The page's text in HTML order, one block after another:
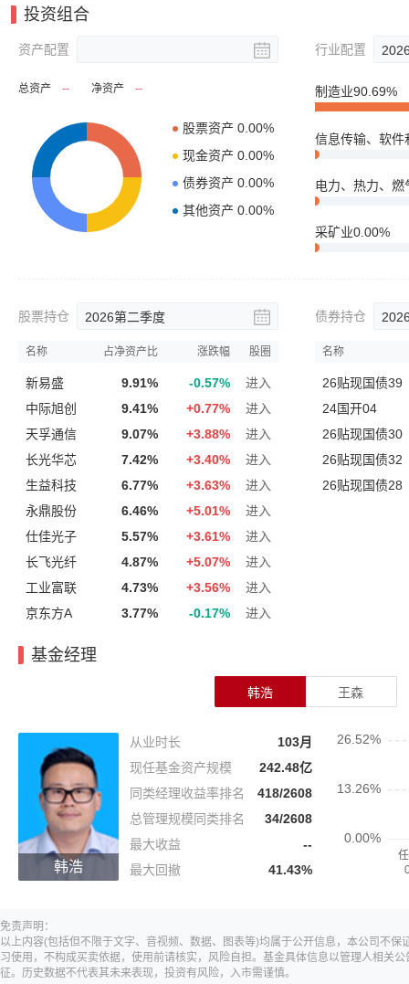
投资组合
资产配置
总资产 -- 净资产 --
行业配置
制造业90.69%
采矿业0.00%
股票持仓 2026第二季度
名称 占净资产比 涨跌幅 股圈
新易盛 9.91% -0.57%
进入
中际旭创
9.41% +0.77%
进入
天孚通信
9.07% +3.88%
进入
长光华芯
7.42% +3.40%
进入
生益科技
6.77% +3.63%
进入
永鼎股份
6.46% +5.01%
进入
仕佳光子
5.57% +3.61%
进入
长飞光纤
4.87% +5.07%
进入
工业富联
4.73% +3.56%
进入
京东方A
3.77% -0.17% 进入
债券持仓
名称
26贴现国债39
24国开04
26贴现国债30
26贴现国债32
26贴现国债28
基金经理
韩浩 王森
韩浩
从业时长
103月
现任基金资产规模
242.48亿
同类经理收益率排名
418/2608
总管理规模同类排名
34/2608
最大收益
--
最大回撤
41.43%
免责声明：
以上内容(包括但不限于文字、音视频、数据、图表等)均属于公开信息，本公司不
习使用，不构成买卖依据，使用前请核实，风险自担。基金具体信息以管理人相关
征。历史数据不代表其未来表现，投资有风险，入市需谨慎。